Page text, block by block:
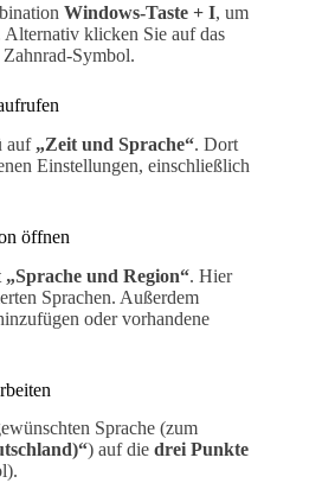
Windows-Taste + I, um
klicken Sie auf das
Symbol.
auf „Zeit und Sprache“. Dort
Einstellungen, einschließlich
öffnen
„Sprache und Region“. Hier
Sprachen. Außerdem
oder vorhandene
Sprache (zum
) auf die drei Punkte